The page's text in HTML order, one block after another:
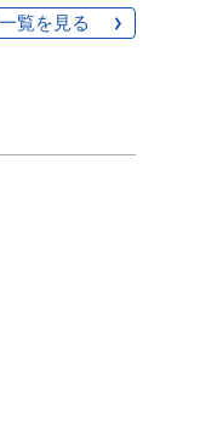
覧を見る